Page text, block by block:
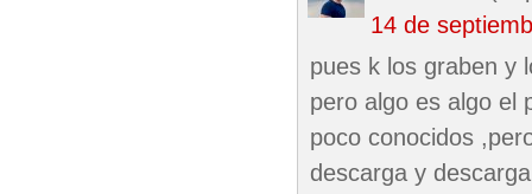
14 de
pues k los graben y
pero algo es algo el
poco conocidos
descarga y